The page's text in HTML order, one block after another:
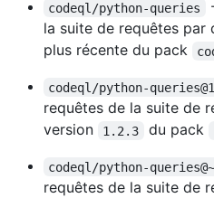
codeql/python-queries
la suite de requêtes par
plus récente du pack
codeql/python-
requêtes de la suite de
version
1.2.3 du pack
codeql/python-
requêtes de la suite de